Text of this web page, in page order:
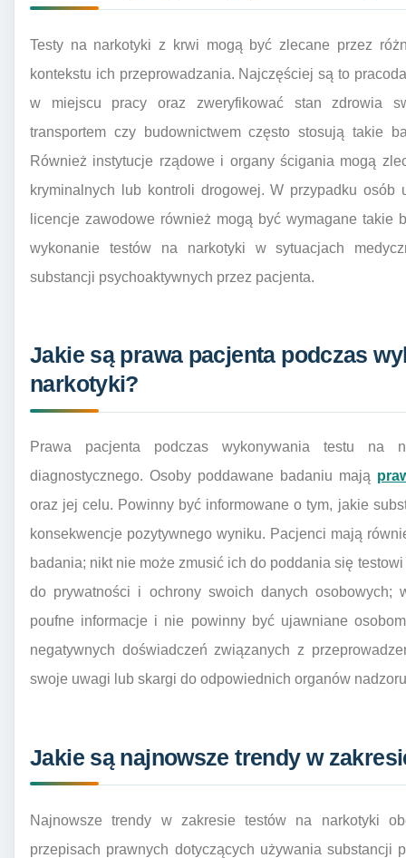
Testy na narkotyki z krwi mogą być zlecane przez
kontekstu ich przeprowadzania. Najczęściej są to
w miejscu pracy oraz zweryfikować stan zdrowia
transportem czy budownictwem często stosują takie
Również instytucje rządowe i organy ścigania mogą
kryminalnych lub kontroli drogowej. W przypadku
licencje zawodowe również mogą być wymagane takie
wykonanie testów na narkotyki w sytuacjach
substancji psychoaktywnych przez pacjenta.
Jakie są prawa pacjenta podczas
narkotyki?
Prawa pacjenta podczas wykonywania testu na
diagnostycznego. Osoby poddawane badaniu mają
oraz jej celu. Powinny być informowane o tym, jakie
konsekwencje pozytywnego wyniku. Pacjenci mają
badania; nikt nie może zmusić ich do poddania się
do prywatności i ochrony swoich danych osobowych;
poufne informacje i nie powinny być ujawniane
negatywnych doświadczeń związanych z
swoje uwagi lub skargi do odpowiednich organów
Jakie są najnowsze trendy w
Najnowsze trendy w zakresie testów na narkotyki
przepisach prawnych dotyczących używania substancji